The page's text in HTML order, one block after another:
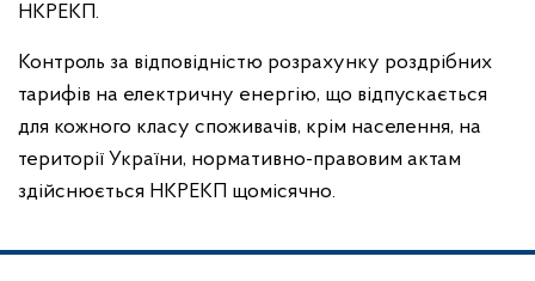
НКРЕКП.
Контроль за відповідністю розрахунку роздрібних
тарифів на електричну енергію, що відпускається
для кожного класу споживачів, крім населення, на
території України, нормативно-правовим актам
здійснюється НКРЕКП щомісячно.